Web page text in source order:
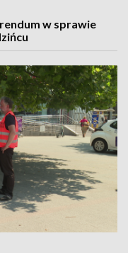
w sprawie